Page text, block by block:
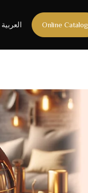
العربية Online Catalog